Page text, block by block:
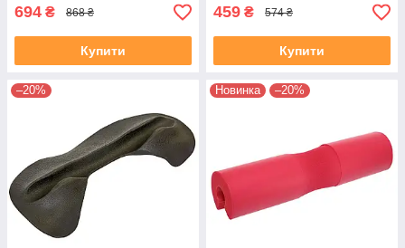
694 ₴ 868 ₴
Купити
459 ₴ 574 ₴
Купити
–20% Новинка –20%